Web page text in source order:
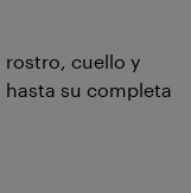
rostro, cuello y
su completa